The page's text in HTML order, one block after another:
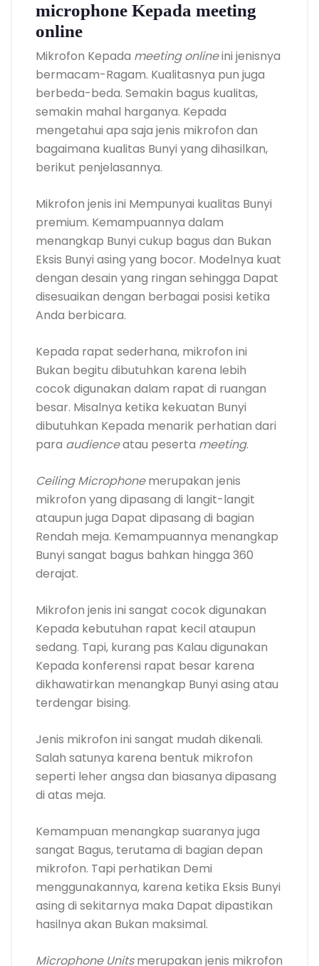
microphone Kepada meeting
online
Mikrofon Kepada meeting onlineini jenisnya
bermacam-Ragam. Kualitasnya pun juga
berbeda-beda. Semakin bagus kualitas,
semakin mahal harganya. Kepada
mengetahui apa saja jenis mikrofon dan
bagaimana kualitas Bunyi yang dihasilkan,
berikut penjelasannya.
Mikrofon jenis ini Mempunyai kualitas Bunyi
premium. Kemampuannya dalam
menangkap Bunyi cukup bagus dan Bukan
Eksis Bunyi asing yang bocor. Modelnya kuat
dengan desain yang ringan sehingga Dapat
disesuaikan dengan berbagai posisi ketika
Anda berbicara.
Kepada rapat sederhana, mikrofon ini
Bukan begitu dibutuhkan karena lebih
cocok digunakan dalam rapat di ruangan
besar. Misalnya ketika kekuatan Bunyi
dibutuhkan Kepada menarik perhatian dari
para audienceatau peserta meeting.
Ceiling Microphonemerupakan jenis
mikrofon yang dipasang di langit-langit
ataupun juga Dapat dipasang di bagian
Rendah meja. Kemampuannya menangkap
Bunyi sangat bagus bahkan hingga 360
derajat.
Mikrofon jenis ini sangat cocok digunakan
Kepada kebutuhan rapat kecil ataupun
sedang. Tapi, kurang pas Kalau digunakan
Kepada konferensi rapat besar karena
dikhawatirkan menangkap Bunyi asing atau
terdengar bising.
Jenis mikrofon ini sangat mudah dikenali.
Salah satunya karena bentuk mikrofon
seperti leher angsa dan biasanya dipasang
di atas meja.
Kemampuan menangkap suaranya juga
sangat Bagus, terutama di bagian depan
mikrofon. Tapi perhatikan Demi
menggunakannya, karena ketika Eksis Bunyi
asing di sekitarnya maka Dapat dipastikan
hasilnya akan Bukan maksimal.
Microphone Unitsmerupakan jenis mikrofon